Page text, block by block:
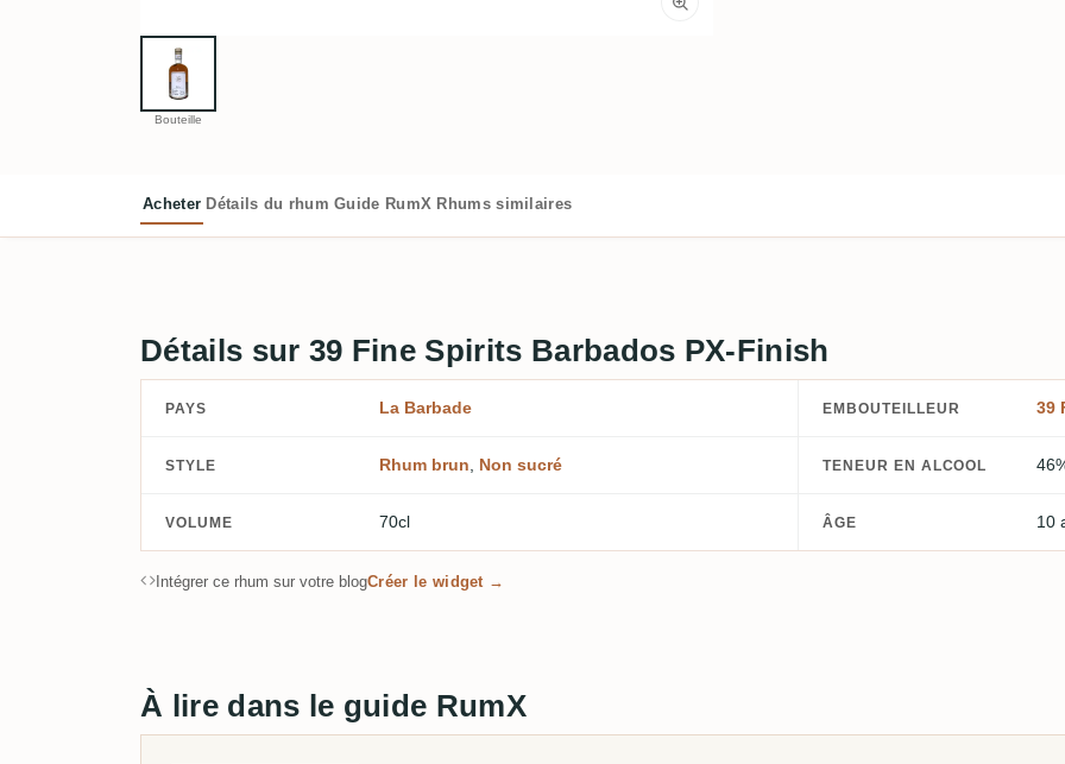
Bouteille
Acheter Détails du rhum Guide RumX Rhums similaires
Détails sur 39 Fine Spirits Barbados PX-Finish
PAYS La Barbade EMBOUTEILLEUR 39
STYLE Rhum brun Non sucré TENEUR EN ALCOOL
VOLUME 70cl ÂGE 10
Intégrer ce rhum sur votre blogCréer le widget →
À lire dans le guide RumX